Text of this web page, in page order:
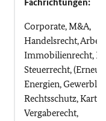
Corporate, M&A,
Handelsrecht,
Immobilienrecht,
Steuerrecht,
Energien,
Rechtsschutz,
Vergaberecht,